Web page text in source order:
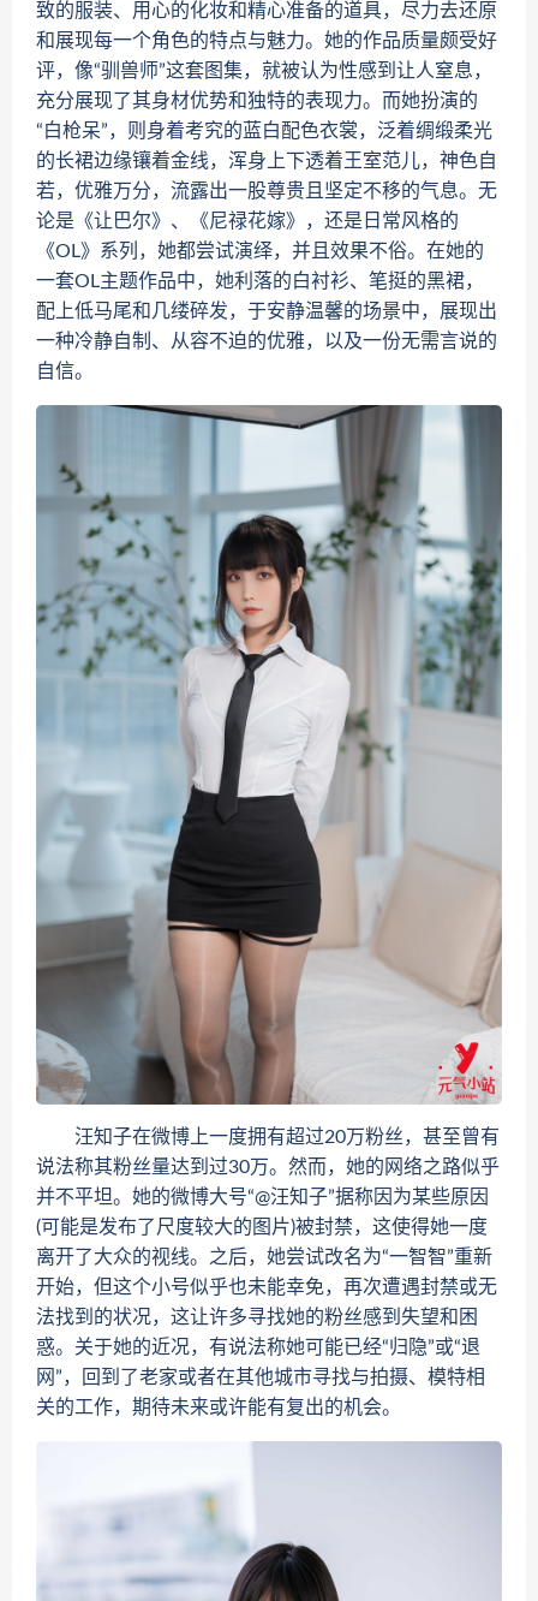
致的服装、用心的化妆和精心准备的道具，尽力去还原
和展现每一个角色的特点与魅力。她的作品质量颇受好
评，像“驯兽师”这套图集，就被认为性感到让人窒息，
充分展现了其身材优势和独特的表现力。而她扮演的
“白枪呆”，则身着考究的蓝白配色衣裳，泛着绸缎柔光
的长裙边缘镶着金线，浑身上下透着王室范儿，神色自
若，优雅万分，流露出一股尊贵且坚定不移的气息。无
论是《让巴尔》、《尼禄花嫁》，还是日常风格的
《OL》系列，她都尝试演绎，并且效果不俗。在她的
一套OL主题作品中，她利落的白衬衫、笔挺的黑裙，
配上低马尾和几缕碎发，于安静温馨的场景中，展现出
一种冷静自制、从容不迫的优雅，以及一份无需言说的
自信。
汪知子在微博上一度拥有超过20万粉丝，甚至曾有
说法称其粉丝量达到过30万。然而，她的网络之路似乎
并不平坦。她的微博大号“@汪知子”据称因为某些原因
(可能是发布了尺度较大的图片)被封禁，这使得她一度
离开了大众的视线。之后，她尝试改名为“一智智”重新
开始，但这个小号似乎也未能幸免，再次遭遇封禁或无
法找到的状况，这让许多寻找她的粉丝感到失望和困
惑。关于她的近况，有说法称她可能已经“归隐”或“退
网”，回到了老家或者在其他城市寻找与拍摄、模特相
关的工作，期待未来或许能有复出的机会。